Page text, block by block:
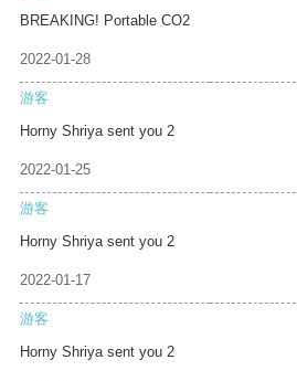
BREAKING! Portable CO2
2022-01-28
游客
Horny Shriya sent you 2
2022-01-25
游客
Horny Shriya sent you 2
2022-01-17
游客
Horny Shriya sent you 2